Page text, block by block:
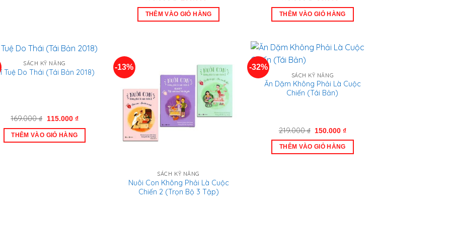
là:
198.000 ₫.
tại
THÊM VÀO GIỎ HÀNG là:
110.000 ₫.
tại
là:
THÊM VÀO GIỎ HÀNG
SÁCH KỸ NĂNG
Tuệ Do Thái (Tái Bản 2018)
169.000₫ Giá
là:
169.000 ₫.
115.000 ₫Giá
THÊM VÀO GIỎ HÀNG
-13%
SÁCH KỸ NĂNG
Nuôi Con Không Phải Là Cuộc
Chiến 2 (Trọn Bộ 3 Tập)
-32%
SÁCH KỸ NĂNG
Ăn Dặm Không Phải Là Cuộc
Chiến (Tái Bản)
219.000₫ Giá
là:
219.000 ₫.
150.000₫Giá
là:
THÊM VÀO GIỎ HÀNG